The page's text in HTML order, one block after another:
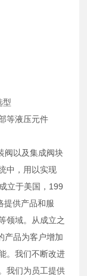
型
等液压元件
阀以及集成阀块
中，用以实现
立于美国，199
提供产品和服
领域。从成立之
产品为客户增加
。我们不断改进
我们为员工提供